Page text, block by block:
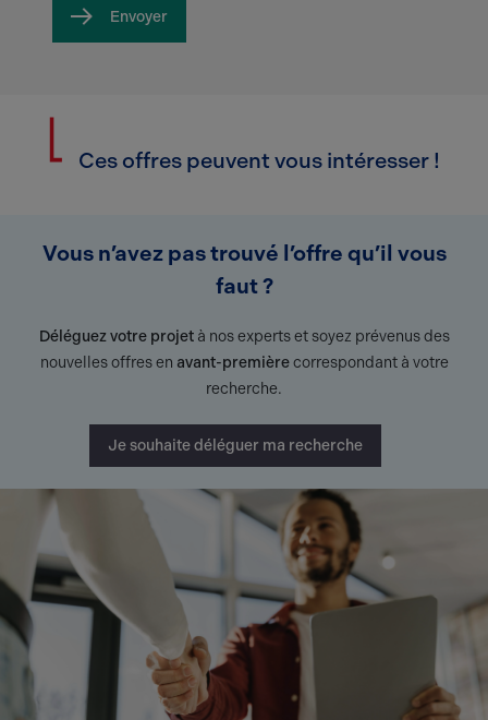
Envoyer
Ces offres peuvent vous intéresser !
Vous n’avez pas trouvé l’offre qu’il vous
faut ?
Déléguez votre projetà nos experts et soyez prévenus des
nouvelles offres en avant-premièrecorrespondant à votre
recherche.
Je souhaite déléguer ma recherche